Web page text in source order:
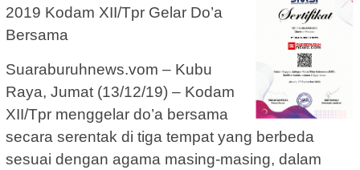
2019 Kodam XII/Tpr Gelar Do’a
Bersama
Suaraburuhnews.vom – Kubu
Raya, Jumat (13/12/19) – Kodam
XII/Tpr menggelar do’a bersama
secara serentak di tiga tempat yang berbeda
sesuai dengan agama masing-masing, dalam